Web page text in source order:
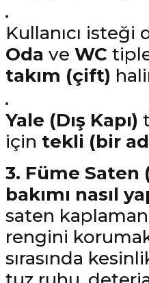
Kullanıcı
Oda ve WC
takım (çift)
Yale (Dış Kapı)
için tekli (bir
3. Füme Saten
bakımı nasıl
saten
rengini
sırasında